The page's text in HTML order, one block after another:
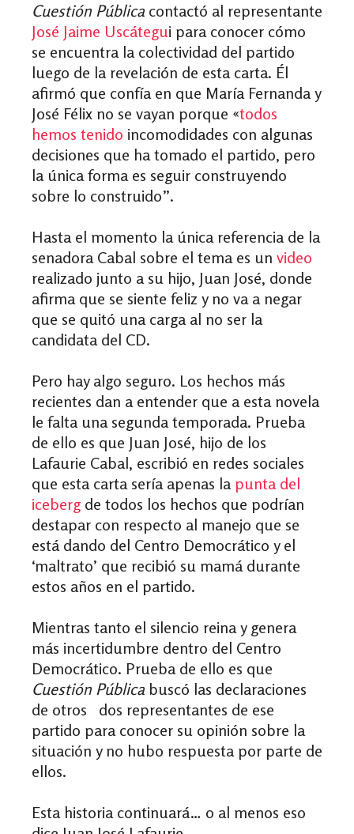
Cuestión Pública contactó al representante
José Jaime Uscátegui para conocer cómo
se encuentra la colectividad del partido
luego de la revelación de esta carta. Él
afirmó que confía en que María Fernanda y
José Félix no se vayan porque «todos
hemos tenido incomodidades con algunas
decisiones que ha tomado el partido, pero
la única forma es seguir construyendo
sobre lo construido”.
Hasta el momento la única referencia de la
senadora Cabal sobre el tema es un video
realizado junto a su hijo, Juan José, donde
afirma que se siente feliz y no va a negar
que se quitó una carga al no ser la
candidata del CD.
Pero hay algo seguro. Los hechos más
recientes dan a entender que a esta novela
le falta una segunda temporada. Prueba
de ello es que Juan José, hijo de los
Lafaurie Cabal, escribió en redes sociales
que esta carta sería apenas la punta del
icebergde todos los hechos que podrían
destapar con respecto al manejo que se
está dando del Centro Democrático y el
‘maltrato’ que recibió su mamá durante
estos años en el partido.
Mientras tanto el silencio reina y genera
más incertidumbre dentro del Centro
Democrático. Prueba de ello es que
Cuestión Pública buscó las declaraciones
de otros dos representantes de ese
partido para conocer su opinión sobre la
situación y no hubo respuesta por parte de
ellos.
Esta historia continuará… o al menos eso